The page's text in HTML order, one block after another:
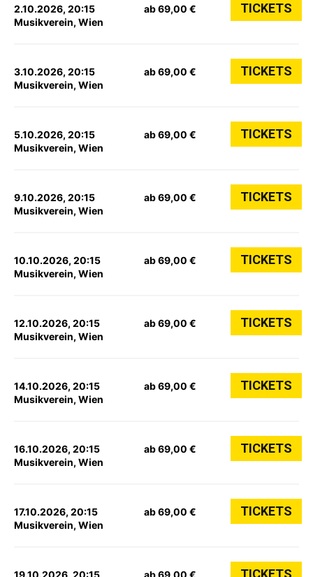
2.10.2026, 20:15
Musikverein, Wien
ab 69,00 € TICKETS
3.10.2026, 20:15
Musikverein, Wien
ab 69,00 € TICKETS
5.10.2026, 20:15
Musikverein, Wien
ab 69,00 € TICKETS
9.10.2026, 20:15
Musikverein, Wien
ab 69,00 € TICKETS
10.10.2026, 20:15
Musikverein, Wien
ab 69,00 € TICKETS
12.10.2026, 20:15
Musikverein, Wien
ab 69,00 € TICKETS
14.10.2026, 20:15
Musikverein, Wien
ab 69,00 € TICKETS
16.10.2026, 20:15
Musikverein, Wien
ab 69,00 € TICKETS
17.10.2026, 20:15
Musikverein, Wien
ab 69,00 € TICKETS
19.10.2026, 20:15 ab 69,00 € TICKETS